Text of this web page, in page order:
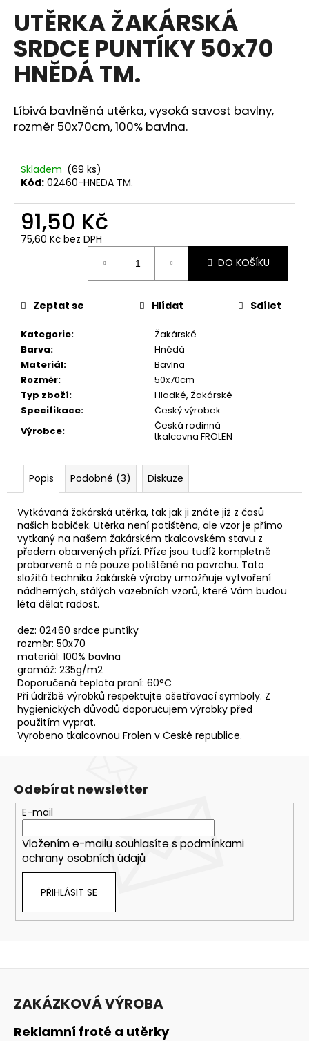
produktu
je
0,0
z
5
hvězdiček.
UTĚRKA ŽAKÁRSKÁ
SRDCE PUNTÍKY 50x70
HNĚDÁ TM.
Líbivá bavlněná utěrka, vysoká savost bavlny,
rozměr 50x70cm, 100% bavlna.
Skladem (69 ks)
Kód: 02460-HNEDA TM.
91,50 Kč
75,60 Kč bez DPH
DO KOŠÍKU
Kategorie:
Žakárské
Barva:
Hnědá
Materiál:
Bavlna
Rozměr:
50x70cm
Typ zboží:
Hladké, Žakárské
Specifikace:
Český výrobek
Výrobce:
Česká rodinná
tkalcovna FROLEN
Zeptat se Hlídat Sdílet
Popis Podobné (3) Diskuze
Vytkávaná žakárská utěrka, tak jak ji znáte již z časů
našich babiček. Utěrka není potištěna, ale vzor je přímo
vytkaný na našem žakárském tkalcovském stavu z
předem obarvených přízí. Příze jsou tudíž kompletně
probarvené a né pouze potištěné na povrchu. Tato
složitá technika žakárské výroby umožňuje vytvoření
nádherných, stálých vazebních vzorů, které Vám budou
léta dělat radost.
dez: 02460 srdce puntíky
rozměr: 50x70
materiál: 100% bavlna
gramáž: 235g/m2
Doporučená teplota praní: 60°C
Při údržbě výrobků respektujte ošetřovací symboly. Z
hygienických důvodů doporučujem výrobky před
použitím vyprat.
Vyrobeno tkalcovnou Frolen v České republice.
a
j
í
t
?
D
o
č
u
e
m
e
RUČNÍK
KOTĚ
SVĚTLE
ZELENÝ
28,5X50
66,10
Kč
Odebírat newsletter
E-mail
Vložením e-mailu souhlasíte s podmínkami
ochrany osobních údajů
PŘIHLÁSIT SE
ZAKÁZKOVÁ VÝROBA
Reklamní froté a utěrky